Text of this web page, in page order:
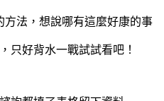
法，想說哪有這麼好康的事
只好背水一戰試試看吧！